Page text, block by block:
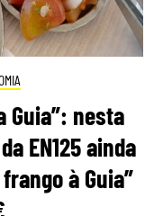
Guia”: nesta
EN125 ainda
à Guia”